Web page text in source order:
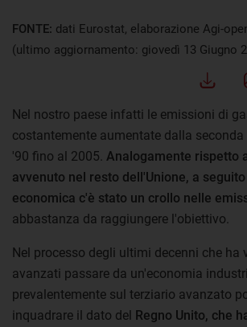
FONTE: dati Eurostat, elaborazione Agi-
(ultimo aggiornamento: giovedì 13 Giugno
Nel nostro paese infatti le emissioni di
costantemente aumentate dalla
'90 fino al 2005. Analogamente rispetto
avvenuto nel resto dell'Unione, a
economica c'è stato un crollo nelle
abbastanza da raggiungere l'obiettivo.
Nel processo degli ultimi decenni che ha
avanzati passare da un'economia
prevalentemente sul terziario avanzato
inquadrare il dato del Regno Unito, che